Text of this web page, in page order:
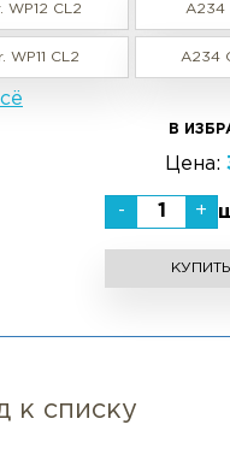
WP12 CL2 A234
WP11 CL2 A234
В
Цена:
- +
к списку